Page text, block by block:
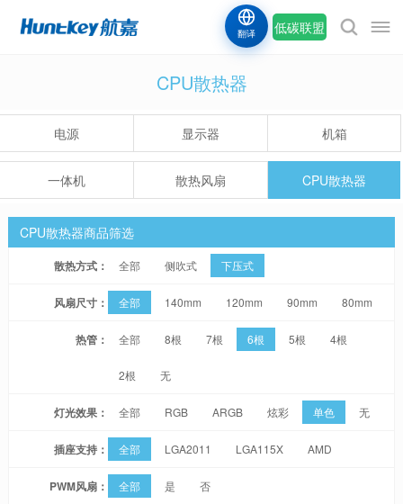
低碳联盟
翻译
CPU散热器
电源 显示器 机箱
一体机 散热风扇 CPU散热器
CPU散热器商品筛选
散热方式： 全部 侧吹式 下压式
风扇尺寸： 全部 140mm 120mm 90mm 80mm
热管： 全部 8根 7根 6根 5根 4根
2根 无
灯光效果： 全部 RGB ARGB 炫彩 单色 无
插座支持： 全部 LGA2011 LGA115X AMD
PWM风扇： 全部 是 否